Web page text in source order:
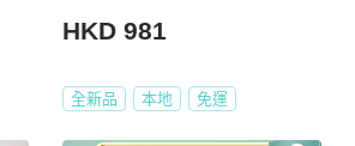
HKD 981
全新品 本地 免運